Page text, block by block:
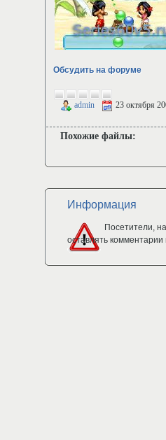
Обсудить на форуме
admin 23 октября
Похожие файлы:
Информация
Посетители,
оставлять комментарии